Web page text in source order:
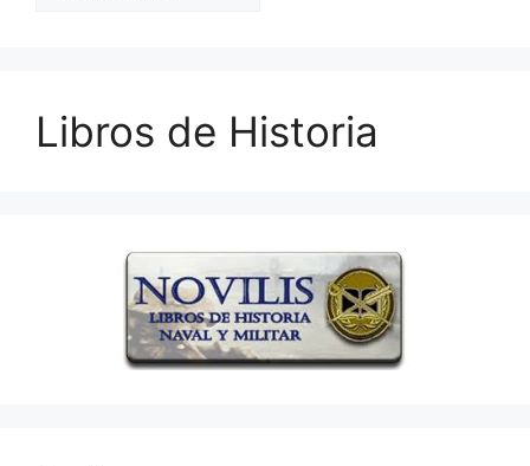
Libros de Historia